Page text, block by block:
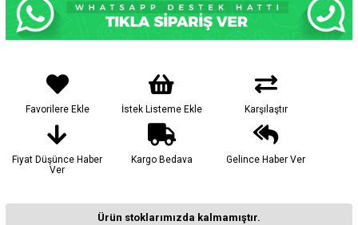
Favorilere Ekle İstek Listeme Ekle Karşılaştır
Fiyat Düşünce Haber
Ver
Kargo Bedava Gelince Haber Ver
Ürün stoklarımızda kalmamıştır.